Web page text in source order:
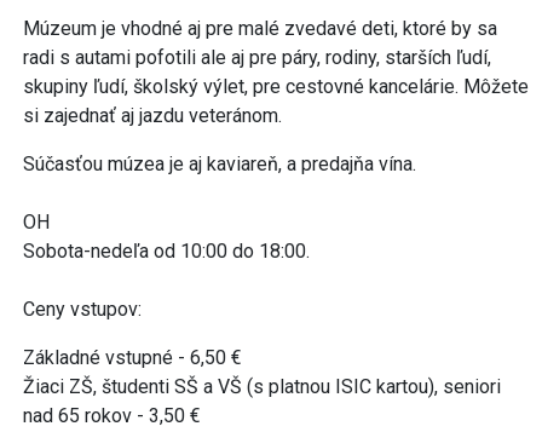
Múzeum je vhodné aj pre malé zvedavé deti, ktoré by sa
radi s autami pofotili ale aj pre páry, rodiny, starších ľudí,
skupiny ľudí, školský výlet, pre cestovné kancelárie. Môžete
si zajednať aj jazdu veteránom.
Súčasťou múzea je aj kaviareň, a predajňa vína.
OH
Sobota-nedeľa od 10:00 do 18:00.
Ceny vstupov:
Základné vstupné - 6,50 €
Žiaci ZŠ, študenti SŠ a VŠ (s platnou ISIC kartou), seniori
nad 65 rokov - 3,50 €